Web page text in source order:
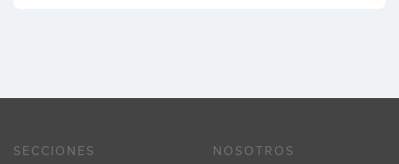
SECCIONES NOSOTROS